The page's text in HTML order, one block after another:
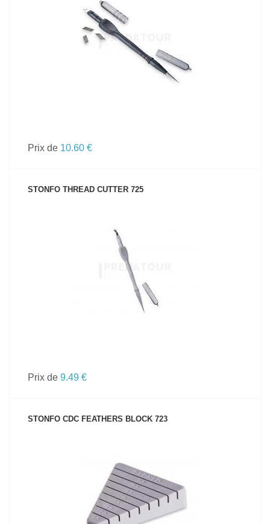
VOIR LE PRODUIT
Prix de 10.60 €
STONFO THREAD CUTTER 725
VOIR LE PRODUIT
Prix de 9.49 €
STONFO CDC FEATHERS BLOCK 723
VOIR LE PRODUIT